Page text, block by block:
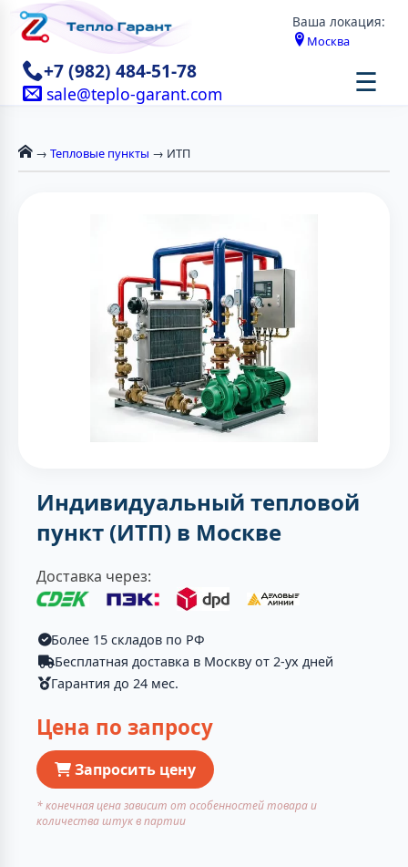
Ваша локация:
Москва
+7 (982) 484-51-78
sale@teplo-garant.com ☰
→ Тепловые пункты → ИТП
Индивидуальный тепловой
пункт (ИТП) в Москве
Доставка через:
Более 15 складов по РФ
Бесплатная доставка в Москву от 2-ух дней
Гарантия до 24 мес.
Цена по запросу
Запросить цену
* конечная цена зависит от особенностей товара и
количества штук в партии